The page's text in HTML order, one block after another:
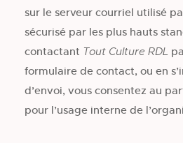
sur le serveur courriel utilisé
sécurisé par les plus hauts
contactant Tout Culture RDL
formulaire de contact, ou en
d’envoi, vous consentez au
pour l’usage interne de